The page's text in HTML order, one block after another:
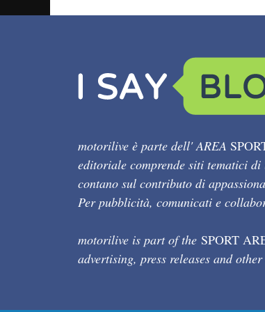
motorilive è parte dell' AREA
editoriale comprende siti tematici di
contano sul contributo di
Per pubblicità, comunicati e
motorilive is part of the SPORT
advertising, press releases and